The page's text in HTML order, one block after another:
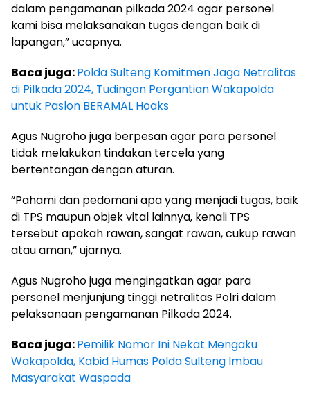
dalam pengamanan pilkada 2024 agar personel
kami bisa melaksanakan tugas dengan baik di
lapangan,” ucapnya.
Baca juga:Polda Sulteng Komitmen Jaga Netralitas
di Pilkada 2024, Tudingan Pergantian Wakapolda
untuk Paslon BERAMAL Hoaks
Agus Nugroho juga berpesan agar para personel
tidak melakukan tindakan tercela yang
bertentangan dengan aturan.
“Pahami dan pedomani apa yang menjadi tugas, baik
di TPS maupun objek vital lainnya, kenali TPS
tersebut apakah rawan, sangat rawan, cukup rawan
atau aman,” ujarnya.
Agus Nugroho juga mengingatkan agar para
personel menjunjung tinggi netralitas Polri dalam
pelaksanaan pengamanan Pilkada 2024.
Baca juga:Pemilik Nomor Ini Nekat Mengaku
Wakapolda, Kabid Humas Polda Sulteng Imbau
Masyarakat Waspada